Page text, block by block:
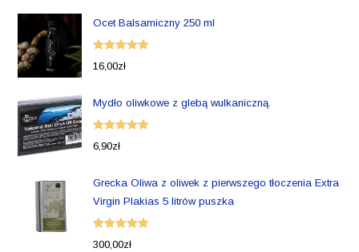
Ocet Balsamiczny 250 ml
Oceniono
16,00zł
Mydło oliwkowe z glebą wulkaniczną.
Oceniono
6,90zł
Grecka Oliwa z oliwek z pierwszego tłoczenia Extra
Virgin Plakias 5 litrów puszka
Oceniono
300,00zł